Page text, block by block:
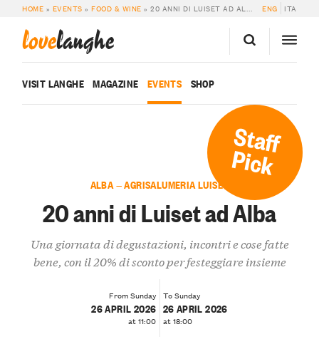
HOME » EVENTS »FOOD & WINE »20 ANNI DI LUISET AD ALBA ENG ITA
lovelanghe
VISIT LANGHE MAGAZINE EVENTS SHOP
Staff
Pick
ALBA — AGRISALUMERIA LUISET
20 anni di Luiset ad Alba
Una giornata di degustazioni, incontri e cose fatte
bene, con il 20% di sconto per festeggiare insieme
From Sunday
26 APRIL 2026
at 11:00
To Sunday
26 APRIL 2026
at 18:00